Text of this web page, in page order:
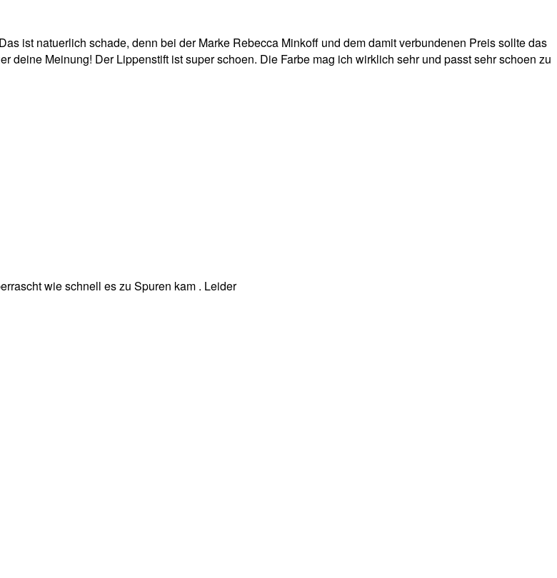
ist natuerlich schade, denn bei der Marke Rebecca Minkoff und dem damit verbundenen Preis sollte das
deine Meinung! Der Lippenstift ist super schoen. Die Farbe mag ich wirklich sehr und passt sehr schoen zu
wie schnell es zu Spuren kam . Leider